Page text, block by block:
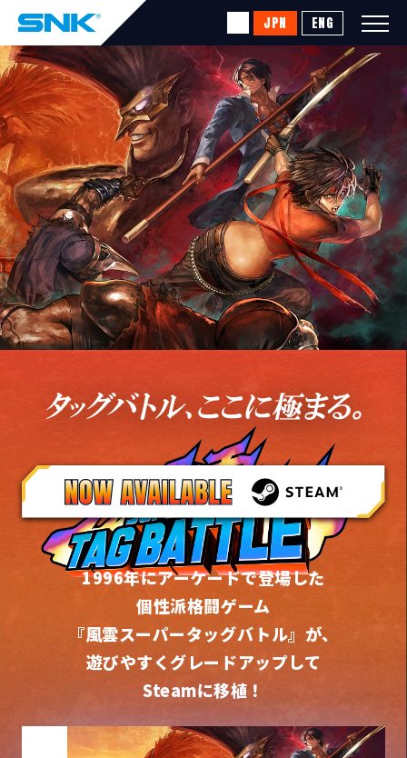
SNK®
JPN ENG
風雲super tag battle
1996年にアーケードで登場した
個性派格闘ゲーム
『風雲スーパータッグバトル』が、
遊びやすくグレードアップして
Steamに移植！